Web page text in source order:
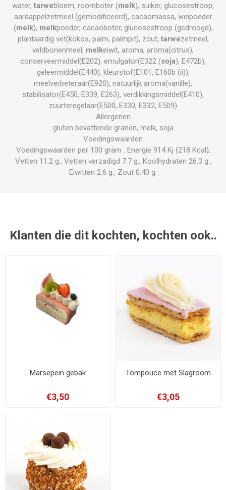
water, tarwebloem, roomboter (melk), suiker, glucosestroop,
aardappelzetmeel (gemodificeerd), cacaomassa, weipoeder
(melk), melkpoeder, cacaoboter, glucosestroop (gedroogd),
plantaardig vet(kokos, palm, palmpit), zout, tarwezetmeel,
veldbonenmeel, melkeiwit, aroma, aroma(citrus),
conserveermiddel(E202), emulgator(E322 (soja), E472b),
geleermiddel(E440), kleurstof(E101, E160b (ii)),
meelverbeteraar(E920), natuurlijk aroma(vanille),
stabilisator(E450, E339, E263), verdikkingsmiddel(E410),
zuurteregelaar(E500, E330, E332, E509)
Allergenen
gluten bevattende granen, melk, soja
Voedingswaarden
Voedingswaarden per 100 gram : Energie 914 Kj (218 Kcal),
Vetten 11.2 g., Vetten verzadigd 7.7 g., Koolhydraten 26.3 g.,
Eiwitten 2.6 g., Zout 0.40 g.
Klanten die dit kochten, kochten ook..
Marsepein gebak
€3,50
Tompouce met Slagroom
€3,05